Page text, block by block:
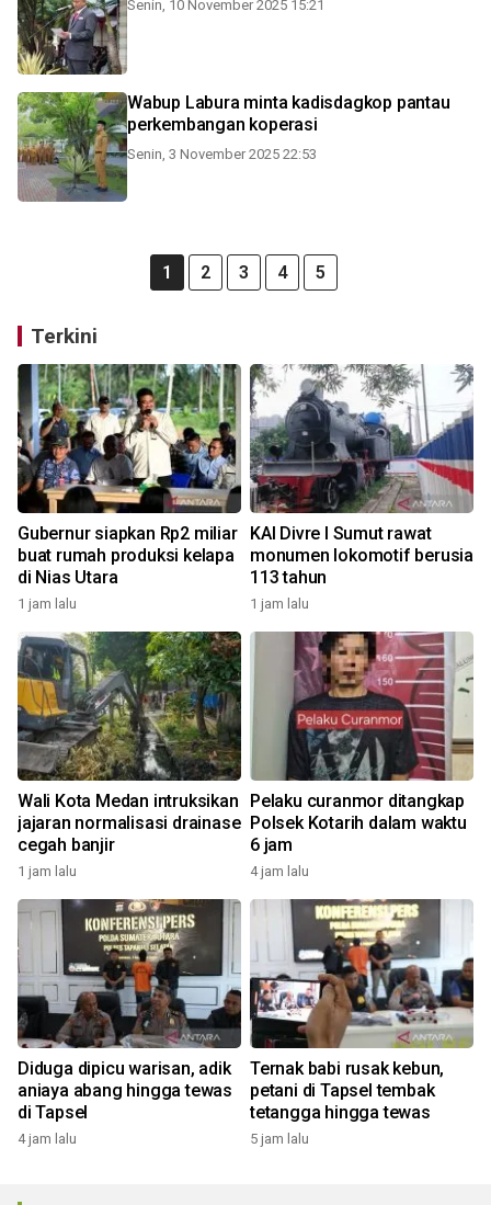
Senin, 10 November 2025 15:21
Wabup Labura minta kadisdagkop pantau
perkembangan koperasi
Senin, 3 November 2025 22:53
1 2 3 4 5
Terkini
Gubernur siapkan Rp2 miliar
buat rumah produksi kelapa
di Nias Utara
1 jam lalu
KAI Divre I Sumut rawat
monumen lokomotif berusia
113 tahun
1 jam lalu
Wali Kota Medan intruksikan
jajaran normalisasi drainase
cegah banjir
1 jam lalu
Pelaku curanmor ditangkap
Polsek Kotarih dalam waktu
6 jam
4 jam lalu
Diduga dipicu warisan, adik
aniaya abang hingga tewas
di Tapsel
4 jam lalu
Ternak babi rusak kebun,
petani di Tapsel tembak
tetangga hingga tewas
5 jam lalu